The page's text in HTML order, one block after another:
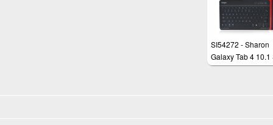
SI54272 - Sharon
Galaxy Tab 4 10.1
T530 SM-T535